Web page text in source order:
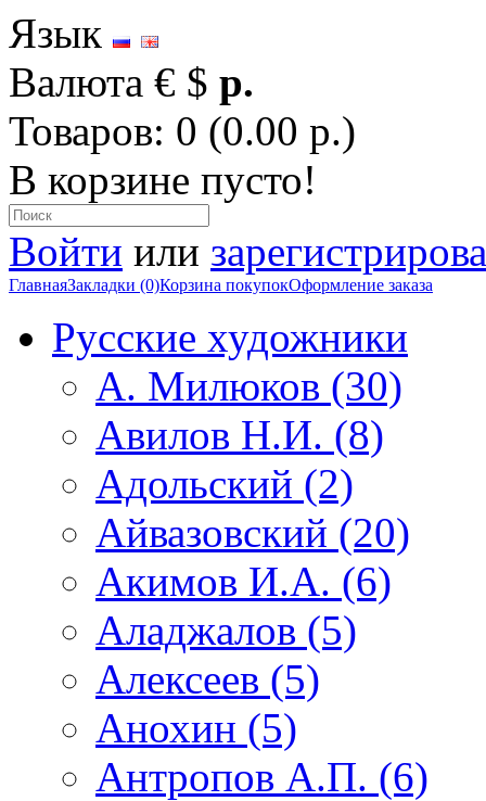
Язык
Валюта € $ р.
Товаров: 0 (0.00 р.)
В корзине пусто!
Войти или
ГлавнаяЗакладки (0)Корзина покупокОформление заказа
Русские художники
А. Милюков (30)
Авилов Н.И. (8)
Адольский (2)
Айвазовский (20)
Акимов И.А. (6)
Аладжалов (5)
Алексеев (5)
Анохин (5)
Антропов А.П. (6)